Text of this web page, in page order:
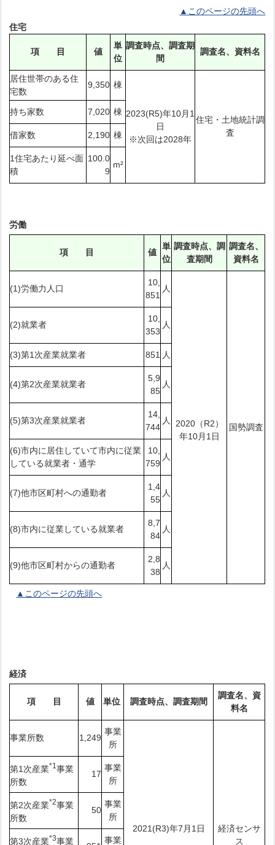
▲このページの先頭へ
住宅
項 目 値
単
位
調査時点、調査期
間
調査名、資料名
居住世帯のある住
宅数
9,350 棟
2023(R5)年10月1
日
※次回は2028年
住宅・土地統計調
査
持ち家数 7,020 棟
借家数 2,190 棟
1住宅あたり延べ面
積
100.0
9
m²
労働
項 目 値
単
位
調査時点、調
査期間
調査名、
資料名
(1)労働力人口
10,
851
人
2020（R2）
年10月1日
国勢調査
(2)就業者
10,
353
人
(3)第1次産業就業者 851 人
(4)第2次産業就業者
5,9
85
人
(5)第3次産業就業者
14,
744
人
(6)市内に居住していて市内に従業
している就業者・通学
10,
759
人
(7)他市区町村への通勤者
1,4
55
人
(8)市内に従業している就業者
8,7
84
人
(9)他市区町村からの通勤者
2,8
38
人
▲このページの先頭へ
経済
項 目 値 単位 調査時点、調査期間
調査名、資
料名
事業所数 1,249
事業
所
2021(R3)年7月1日
経済センサ
ス
第1次産業*1事業
所数
17
事業
所
第2次産業*2事業
所数
50
事業
所
第3次産業*3事業 事業